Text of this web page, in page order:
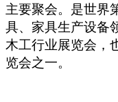
主要聚会。是世界
具、家具生产设备
木工行业展览会，
览会之一。